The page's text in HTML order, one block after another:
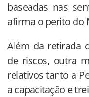
baseadas nas
afirma o perito do
Além da retirada
de riscos, outra
relativos tanto a
a capacitação e